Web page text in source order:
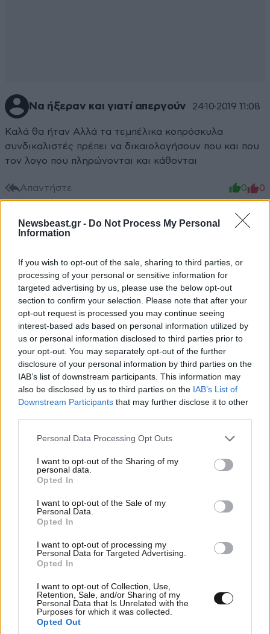
Newsbeast.gr - Do Not Process My Personal
Information
If you wish to opt-out of the sale, sharing to third parties, or
processing of your personal or sensitive information for
targeted advertising by us, please use the below opt-out
section to confirm your selection. Please note that after your
opt-out request is processed you may continue seeing
interest-based ads based on personal information utilized by
us or personal information disclosed to third parties prior to
your opt-out. You may separately opt-out of the further
disclosure of your personal information by third parties on the
IAB’s list of downstream participants. This information may
also be disclosed by us to third parties on the IAB’s List of
Downstream Participants that may further disclose it to other
Please note that this website/app uses one or more Google
not limited to your visit or usage behaviour. You may click to
grant or deny consent to Google and its third-party tags to
use your data for below specified purposes in below Google
consent section.
Personal Data Processing Opt Outs
I want to opt-out of the Sharing of my
personal data.
Opted In
I want to opt-out of the Sale of my
Personal Data.
Opted In
I want to opt-out of processing my
Personal Data for Targeted Advertising.
Opted In
I want to opt-out of Collection, Use,
Retention, Sale, and/or Sharing of my
Personal Data that Is Unrelated with the
Purposes for which it was collected.
Opted Out
Να ήξεραν και γιατί απεργούν 24·10·2019 11:08
Καλά θα ήταν Αλλά τα τεμπέλικα κοπρόσκυλα
συνδικαλιστές πρέπει να δικαιολογήσουν που και που
τον λογο που πληρώνονται και κάθονται
Απαντήστε 0 0
Επιτέλους, έφυγε ο συριζα και ξαναβρήκαν ζωή οι
δρόμοι της Αθήνας. Μέρα παρά μέρα έχομε κάποια
συγκέντρωση ή πορεία διαμαρτυρίας, κάποιο event
τέλος πάντων, έτσι για μη βαριούνται οι
καταστηματάρχες και κυρίως για να νιώσουν την
περιπέτεια οι οδηγοί.
Απαντήστε 0
συριζοτρολίτσα 24·10·2019 09:54
ξεδοντιάζονται. Το κακό είναι ότι παρασύρουν
Απαντήστε
φωφω
Ότι είναι όφελος προς όλους.
Απαντήστε